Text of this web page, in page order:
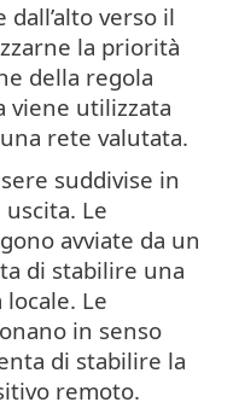
verso il
la priorità
della regola
viene utilizzata
rete valutata.
suddivise in
Le
avviate da un
di stabilire una
Le
in senso
di stabilire la
remoto.